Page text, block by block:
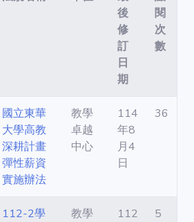
後
修
訂
日
期
閱
次
數
國立東華
大學高教
深耕計畫
彈性薪資
實施辦法
教學
卓越
中心
114
年8
月4
日
36
112-2學
教學
112
5